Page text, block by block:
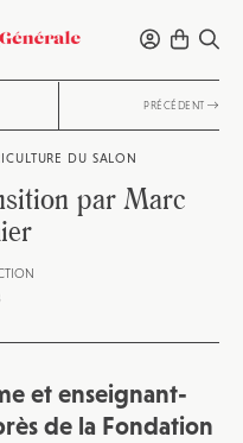
PRÉCÉDENT
DU SALON
par Marc
et enseignant-
de la Fondation